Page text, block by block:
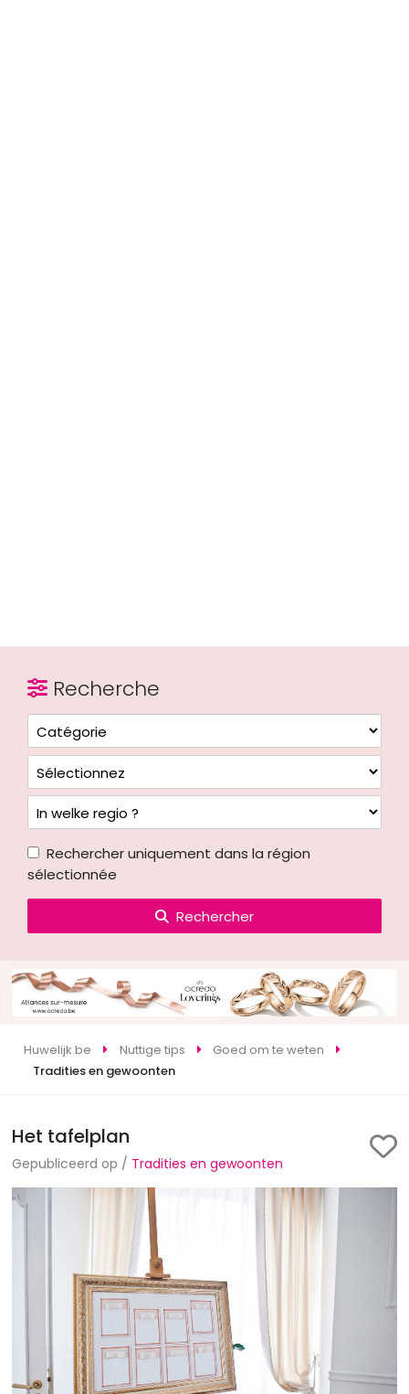
Recherche
Rechercher uniquement dans la région
sélectionnée
Rechercher
Huwelijk.be Nuttige tips
Goed om te weten
Tradities en gewoonten
Het tafelplan
Gepubliceerd op / Tradities en gewoonten